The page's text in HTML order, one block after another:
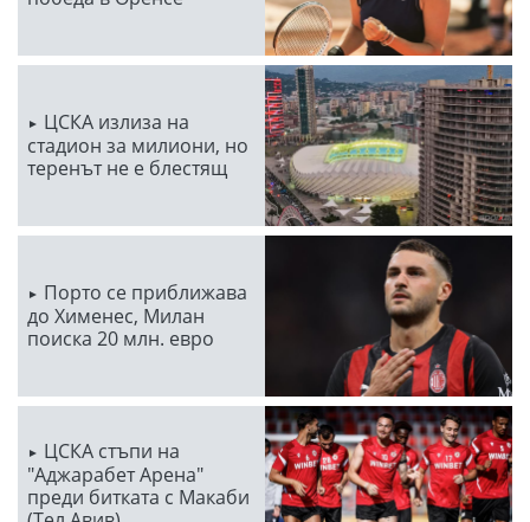
ЦСКА излиза на
стадион за милиони, но
теренът не е блестящ
Порто се приближава
до Хименес, Милан
поиска 20 млн. евро
ЦСКА стъпи на
"Аджарабет Арена"
преди битката с Макаби